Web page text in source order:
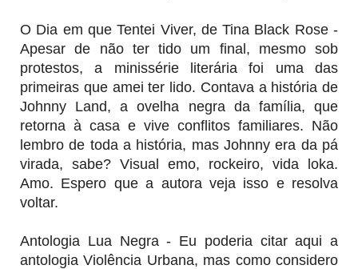
O Dia em que Tentei Viver, de Tina Black Rose -
Apesar de não ter tido um final, mesmo sob
protestos, a minissérie literária foi uma das
primeiras que amei ter lido. Contava a história de
Johnny Land, a ovelha negra da família, que
retorna à casa e vive conflitos familiares. Não
lembro de toda a história, mas Johnny era da pá
virada, sabe? Visual emo, rockeiro, vida loka.
Amo. Espero que a autora veja isso e resolva
voltar.
Antologia Lua Negra - Eu poderia citar aqui a
antologia Violência Urbana, mas como considero